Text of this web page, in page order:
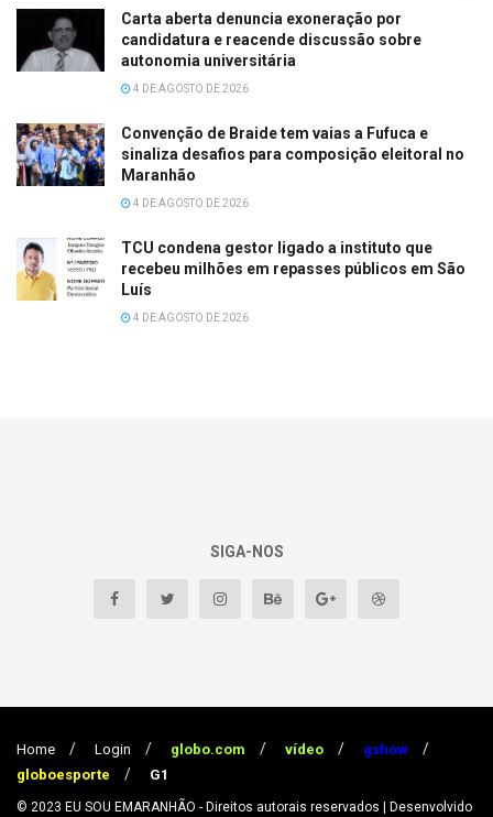
Carta aberta denuncia exoneração por
candidatura e reacende discussão sobre
autonomia universitária
4 DE AGOSTO DE 2026
Convenção de Braide tem vaias a Fufuca e
sinaliza desafios para composição eleitoral no
Maranhão
4 DE AGOSTO DE 2026
TCU condena gestor ligado a instituto que
recebeu milhões em repasses públicos em São
Luís
4 DE AGOSTO DE 2026
SIGA-NOS
Home Login globo.com vídeo
gshow
globoesporte
G1
© 2023 EU SOU EMARANHÃO - Direitos autorais reservados | Desenvolvido